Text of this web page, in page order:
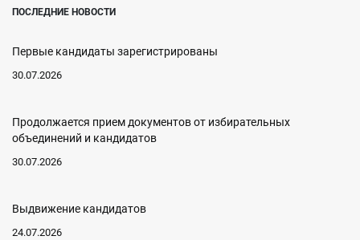
ПОСЛЕДНИЕ НОВОСТИ
Первые кандидаты зарегистрированы
30.07.2026
Продолжается прием документов от избирательных
объединений и кандидатов
30.07.2026
Выдвижение кандидатов
24.07.2026